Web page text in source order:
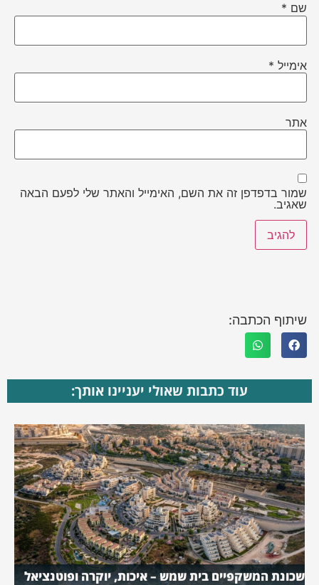
שם *
אימייל *
אתר
שמור בדפדפן זה את השם, האימייל והאתר שלי לפעם הבאה
שאגיב.
שיתוף הכתבה:
עוד כתבות שאולי יעניינו אותך:
שכונת המשקפיים בית שמש – איכות, יוקרה ופוטנציאל